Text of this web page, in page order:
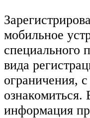
мобильное
специального
вида
ограничения,
ознакомиться.
информация